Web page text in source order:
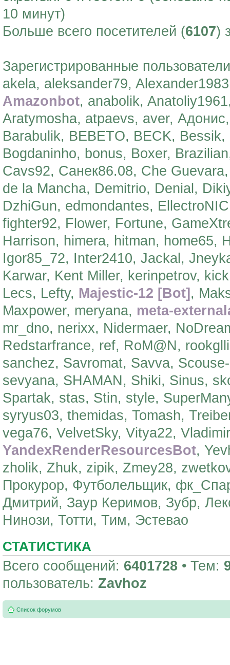
10 минут)
Больше всего посетителей (6107)
Зарегистрированные
akela, aleksander79,
Amazonbot, anabolik,
Aratymosha, atpaevs, aver,
Barabulik, BEBETO, BECK,
Bogdaninho, bonus, Boxer,
Cavs92, Санек86.08, Che
de la Mancha, Demitrio, Denial,
DzhiGun, edmondantes,
fighter92, Flower, Fortune,
Harrison, himera, hitman, home65,
Igor85_72, Inter2410, Jackal,
Karwar, Kent Miller, kerinpetrov,
Lecs, Lefty, Majestic-12 [Bot] ,
Maxpower, meryana, meta-
mr_dno, nerixx, Nidermaer,
Redstarfrance, ref, RoM@N,
sanchez, Savromat, Savva,
sevyana, SHAMAN, Shiki, Sinus,
Spartak, stas, Stin, style,
syryus03, themidas, Tomash,
vega76, VelvetSky, Vitya22,
YandexRenderResourcesBot,
zholik, Zhuk, zipik, Zmey28,
Прокурор, Футболельщик,
Дмитрий, Заур Керимов, Зубр,
Нинози, Тотти, Тим, Эстевао
СТАТИСТИКА
Всего сообщений: 6401728 • Тем:
пользователь: Zavhoz
Список форумов